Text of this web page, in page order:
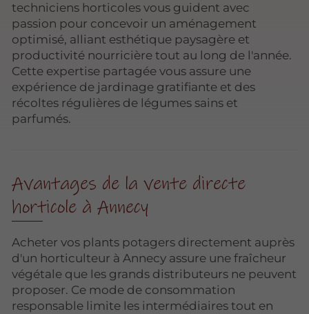
techniciens horticoles vous guident avec
passion pour concevoir un aménagement
optimisé, alliant esthétique paysagère et
productivité nourricière tout au long de l'année.
Cette expertise partagée vous assure une
expérience de jardinage gratifiante et des
récoltes régulières de légumes sains et
parfumés.
Avantages de la vente directe
horticole à Annecy
Acheter vos plants potagers directement auprès
d'un horticulteur à Annecy assure une fraîcheur
végétale que les grands distributeurs ne peuvent
proposer. Ce mode de consommation
responsable limite les intermédiaires tout en